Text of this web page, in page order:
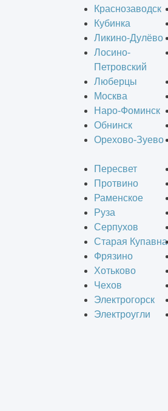
Краснозаводск
Кубинка
Ликино-Дулёво
Лосино-
Петровский
Люберцы
Москва
Наро-Фоминск
Обнинск
Орехово-Зуево
Пересвет
Протвино
Раменское
Руза
Серпухов
Старая Купавна
Фрязино
Хотьково
Чехов
Электрогорск
Электроугли